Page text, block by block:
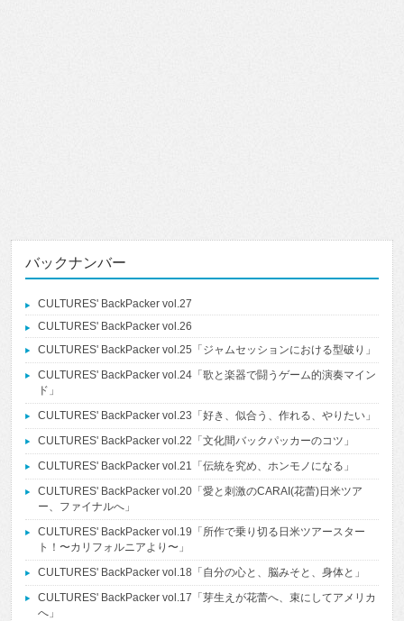
バックナンバー
CULTURES' BackPacker vol.27
CULTURES' BackPacker vol.26
CULTURES' BackPacker vol.25「ジャムセッションにおける型破り」
CULTURES' BackPacker vol.24「歌と楽器で闘うゲーム的演奏マイン
ド」
CULTURES' BackPacker vol.23「好き、似合う、作れる、やりたい」
CULTURES' BackPacker vol.22「文化間バックパッカーのコツ」
CULTURES' BackPacker vol.21「伝統を究め、ホンモノになる」
CULTURES' BackPacker vol.20「愛と刺激のCARAI(花蕾)日米ツア
ー、ファイナルへ」
CULTURES' BackPacker vol.19「所作で乗り切る日米ツアースター
ト！〜カリフォルニアより〜」
CULTURES' BackPacker vol.18「自分の心と、脳みそと、身体と」
CULTURES' BackPacker vol.17「芽生えが花蕾へ、束にしてアメリカ
へ」